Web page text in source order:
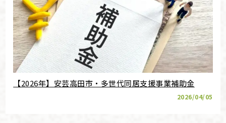
【2026年】安芸高田市・多世代同居支援事業補助金
2026/04/05